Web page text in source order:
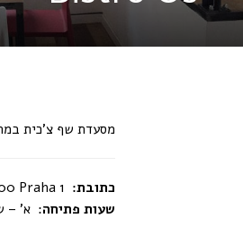
מסעדת שף צ’כית
כתובת:
שעות פתיחה: א’ – שבת